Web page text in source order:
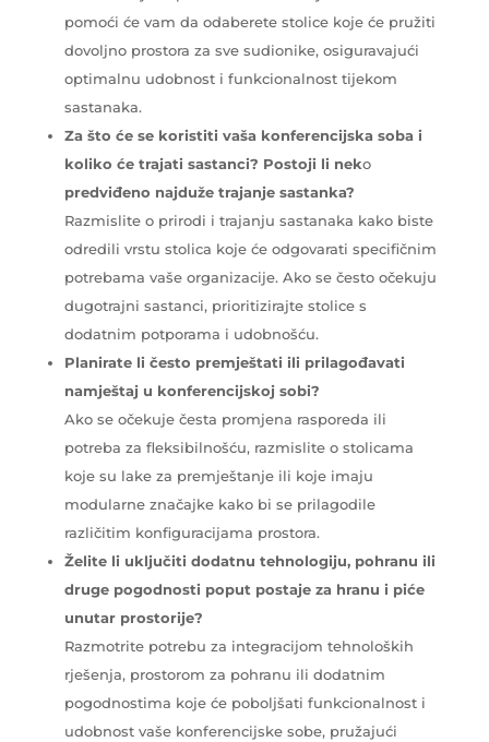
pomoći će vam da odaberete stolice koje će pružiti
dovoljno prostora za sve sudionike, osiguravajući
optimalnu udobnost i funkcionalnost tijekom
sastanaka.
Za što će se koristiti vaša konferencijska soba i
koliko će trajati sastanci? Postoji li neko
predviđeno najduže trajanje sastanka?
Razmislite o prirodi i trajanju sastanaka kako biste
odredili vrstu stolica koje će odgovarati specifičnim
potrebama vaše organizacije. Ako se često očekuju
dugotrajni sastanci, prioritizirajte stolice s
dodatnim potporama i udobnošću.
Planirate li često premještati ili prilagođavati
namještaj u konferencijskoj sobi?
Ako se očekuje česta promjena rasporeda ili
potreba za fleksibilnošću, razmislite o stolicama
koje su lake za premještanje ili koje imaju
modularne značajke kako bi se prilagodile
različitim konfiguracijama prostora.
Želite li uključiti dodatnu tehnologiju, pohranu ili
druge pogodnosti poput postaje za hranu i piće
unutar prostorije?
Razmotrite potrebu za integracijom tehnoloških
rješenja, prostorom za pohranu ili dodatnim
pogodnostima koje će poboljšati funkcionalnost i
udobnost vaše konferencijske sobe, pružajući